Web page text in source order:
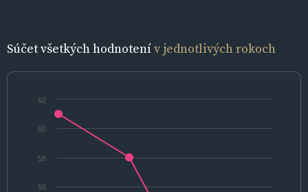
Súčet všetkých hodnotenív jednotlivých rokoch
56
58
60
62